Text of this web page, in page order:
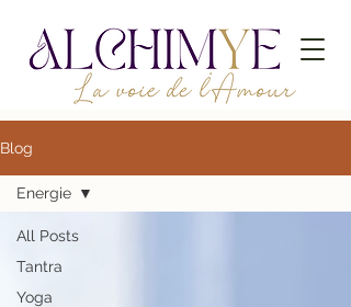
Blog
All Posts
Tantra
Yoga
Energie